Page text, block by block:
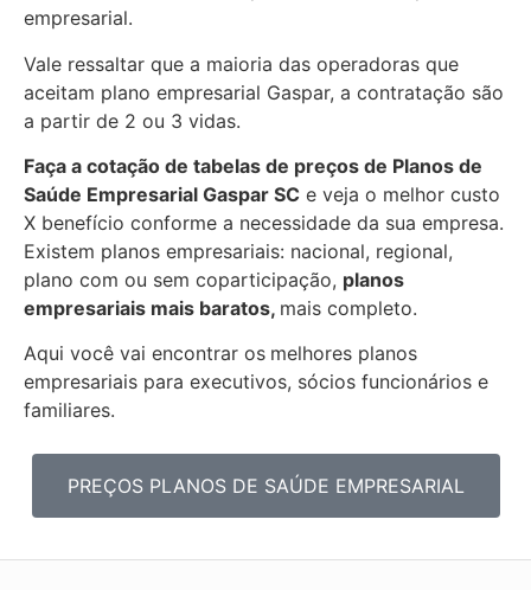
empresarial.
Vale ressaltar que a maioria das operadoras que
aceitam plano empresarial Gaspar, a contratação são
a partir de 2 ou 3 vidas.
Faça a cotação de tabelas de preços de Planos de
Saúde Empresarial Gaspar SC e veja o melhor custo
X benefício conforme a necessidade da sua empresa.
Existem planos empresariais: nacional, regional,
plano com ou sem coparticipação, planos
empresariais mais baratos, mais completo.
Aqui você vai encontrar os melhores planos
empresariais para executivos, sócios funcionários e
familiares.
PREÇOS PLANOS DE SAÚDE EMPRESARIAL